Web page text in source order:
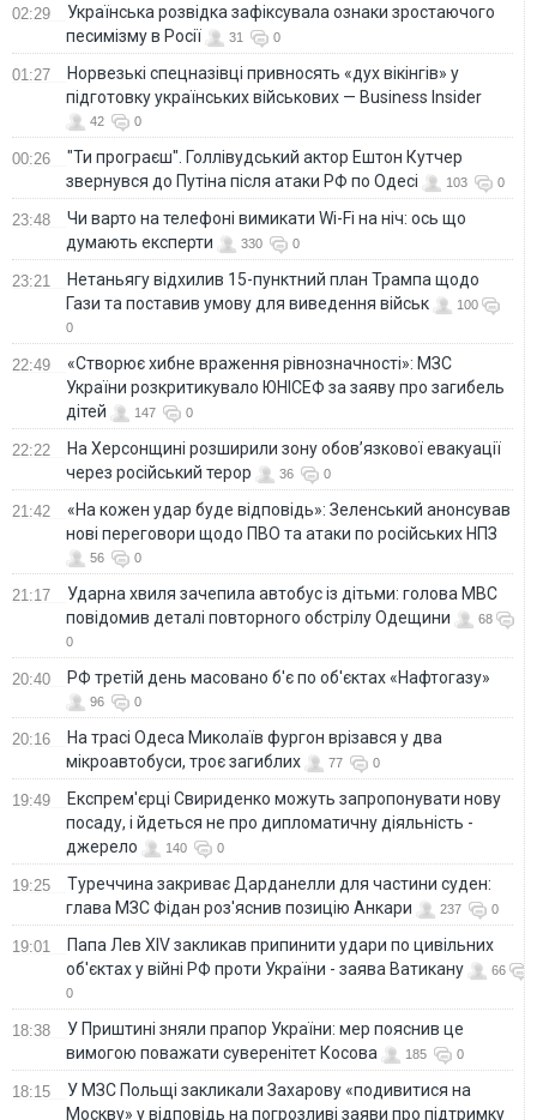
02:29
Українська розвідка зафіксувала ознаки зростаючого
песимізму в Росії
31 0
01:27
Норвезькі спецназівці привносять «дух вікінгів» у
підготовку українських військових — Business Insider
42 0
00:26
"Ти програєш". Голлівудський актор Ештон Кутчер
звернувся до Путіна після атаки РФ по Одесі
103 0
23:48
Чи варто на телефонi вимикати Wi-Fi на ніч: ось що
думають експерти
330 0
23:21
Нетаньягу відхилив 15-пунктний план Трампа щодо
Гази та поставив умову для виведення військ
100
0
22:49
«Створює хибне враження рівнозначності»: МЗС
України розкритикувало ЮНІСЕФ за заяву про загибель
дітей
147 0
22:22
На Херсонщині розширили зону обов’язкової евакуації
через російський терор
36 0
21:42
«На кожен удар буде відповідь»: Зеленський анонсував
нові переговори щодо ПВО та атаки по російських НПЗ
56 0
21:17
Ударна хвиля зачепила автобус із дітьми: голова МВС
повідомив деталі повторного обстрілу Одещини
68
0
20:40 РФ третій день масовано б'є по об'єктах «Нафтогазу»
96 0
20:16
На трасі Одеса Миколаїв фургон врізався у два
мікроавтобуси, троє загиблих
77 0
19:49
Експрем'єрці Свириденко можуть запропонувати нову
посаду, і йдеться не про дипломатичну діяльність -
джерело
140 0
19:25
Туреччина закриває Дарданелли для частини суден:
глава МЗС Фідан роз'яснив позицію Анкари
237 0
19:01
Папа Лев XIV закликав припинити удари по цивільних
об'єктах у війні РФ проти України - заява Ватикану
66
0
18:38
У Приштині зняли прапор України: мер пояснив це
вимогою поважати суверенітет Косова
185 0
18:15
У МЗС Польщі закликали Захарову «подивитися на
Москву» у відповідь на погрозливі заяви про підтримку